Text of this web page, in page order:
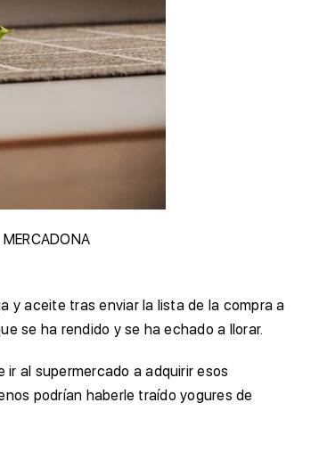
y aceite tras enviar la lista de la compra a
se ha rendido y se ha echado a llorar.
al supermercado a adquirir esos
podrían haberle traído yogures de